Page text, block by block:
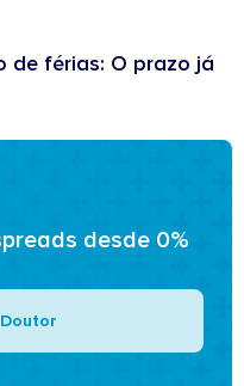
de férias: O prazo já
desde 0%